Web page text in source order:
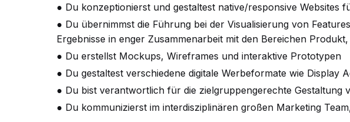
● Du konzeptionierst und gestaltest native/responsive Websites
● Du übernimmst die Führung bei der Visualisierung von
Ergebnisse in enger Zusammenarbeit mit den Bereichen
● Du erstellst Mockups, Wireframes und interaktive Prototypen
● Du gestaltest verschiedene digitale Werbeformate wie Display
● Du bist verantwortlich für die zielgruppengerechte Gestaltung
● Du kommunizierst im interdisziplinären großen Marketing